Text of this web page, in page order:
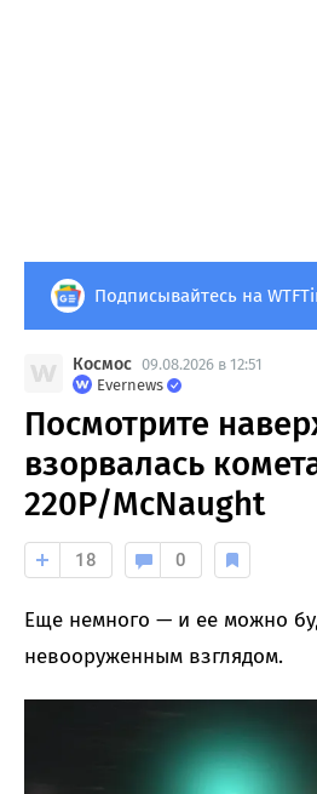
Подписывайтесь на
Космос 09.08.2026 в 12:51
Evernews
Посмотрите
взорвалась
220P/McNaught
18 0
Еще немного — и ее можно
невооруженным взглядом.